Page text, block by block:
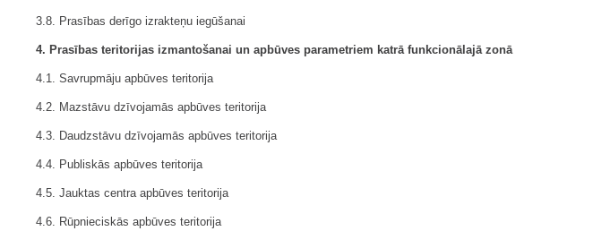
3.8. Prasības derīgo izrakteņu iegūšanai
4. Prasības teritorijas izmantošanai un apbūves parametriem katrā funkcionālajā zonā
4.1. Savrupmāju apbūves teritorija
4.2. Mazstāvu dzīvojamās apbūves teritorija
4.3. Daudzstāvu dzīvojamās apbūves teritorija
4.4. Publiskās apbūves teritorija
4.5. Jauktas centra apbūves teritorija
4.6. Rūpnieciskās apbūves teritorija